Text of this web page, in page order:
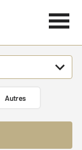
Autres